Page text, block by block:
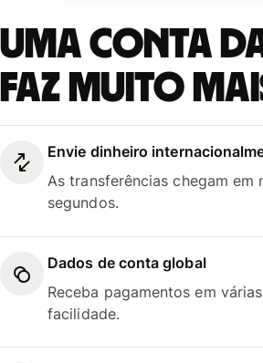
Uma conta
faz muito
Envie dinheiro
As transferências chegam em
segundos.
Dados de conta global
Receba pagamentos em
facilidade.